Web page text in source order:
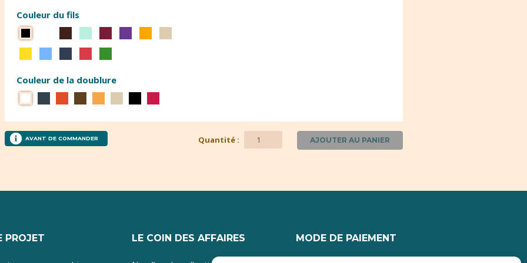
Couleur du fils
Couleur de la doublure
AJOUTER AU PANIER
AVANT DE COMMANDER Quantité :
PROJET LE COIN DES AFFAIRES MODE DE PAIEMENT